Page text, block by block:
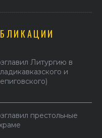
Литургию в
и
престольные